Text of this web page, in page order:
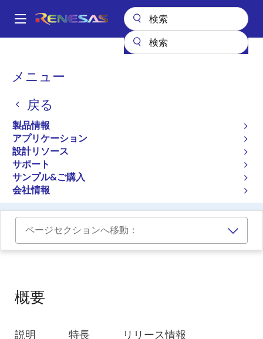
ン
Main
メニュー
戻る
製品情報
アプリケーション
設計リソース
サポート
サンプル&ご購入
会社情報
パ
く
ず
ソフトウェアとドライバ
カスタム・ボード・サポー
トパッケージ作成ツール
ソフトウェアパッケージ
Custom Board Support Package (BSP) Creator
v1.03
ページセクションへ移動：
概要
概
説明 特長 リリース情報